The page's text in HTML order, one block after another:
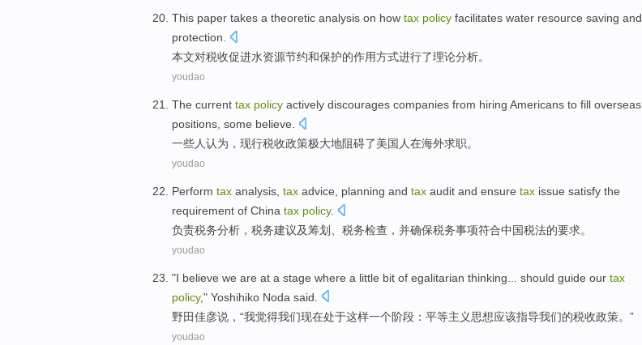
This paper takes a theoretic analysis on how tax policy facilitates water resource saving and
protection
本文对税收促进水资源节约和保护的作用方式进行了理论分析。
youdao
The current tax policy actively discourages companies from hiring Americans to fill overseas
positions some believe
一些人认为， 现行税收政策极大地阻碍了美国人在海外求职。
youdao
Perform tax analysis tax advice planning and tax audit and ensure tax issue satisfy the
requirement of China tax policy.
负责税务分析 ，税务建议及筹划 、税务检查 ， 并确保税务事项符合中国税法的要求。
youdao
"I believe we are at a stage where a little bit of egalitarian thinking should guide our tax
policy," Yoshihiko Noda said
野田佳彦说 ，“我觉得我们现在处于这样一个阶段 ： 平等主义思想应该指导我们的税收政策。”
youdao